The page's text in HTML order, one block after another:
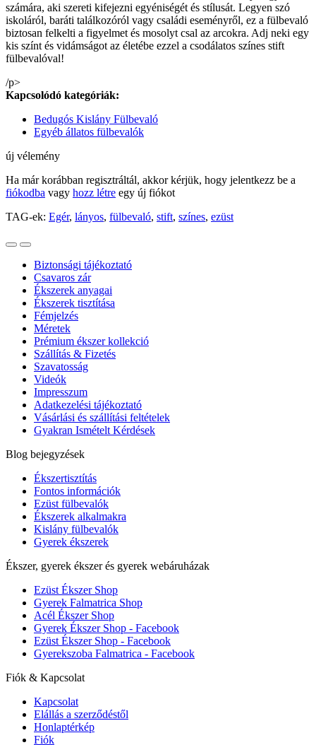
számára, aki szereti kifejezni egyéniségét és stílusát. Legyen szó
iskoláról, baráti találkozóról vagy családi eseményről, ez a fülbevaló
biztosan felkelti a figyelmet és mosolyt csal az arcokra. Adj neki egy
kis színt és vidámságot az életébe ezzel a csodálatos színes stift
fülbevalóval!
/p>
Kapcsolódó kategóriák:
Bedugós Kislány Fülbevaló
Egyéb állatos fülbevalók
új vélemény
Ha már korábban regisztráltál, akkor kérjük, hogy jelentkezz be a
fiókodba vagy hozz létre egy új fiókot
TAG-ek: Egér, lányos, fülbevaló, stift, színes, ezüst
Biztonsági tájékoztató
Csavaros zár
Ékszerek anyagai
Ékszerek tisztítása
Fémjelzés
Méretek
Prémium ékszer kollekció
Szállítás & Fizetés
Szavatosság
Videók
Impresszum
Adatkezelési tájékoztató
Vásárlási és szállítási feltételek
Gyakran Ismételt Kérdések
Blog bejegyzések
Ékszertisztítás
Fontos információk
Ezüst fülbevalók
Ékszerek alkalmakra
Kislány fülbevalók
Gyerek ékszerek
Ékszer, gyerek ékszer és gyerek webáruházak
Ezüst Ékszer Shop
Gyerek Falmatrica Shop
Acél Ékszer Shop
Gyerek Ékszer Shop - Facebook
Ezüst Ékszer Shop - Facebook
Gyerekszoba Falmatrica - Facebook
Fiók & Kapcsolat
Kapcsolat
Elállás a szerződéstől
Honlaptérkép
Fiók